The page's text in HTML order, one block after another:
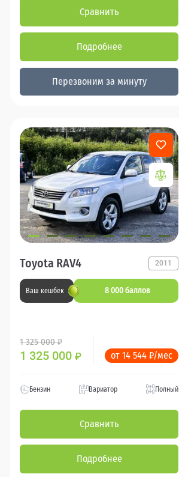
Сравнить
Подробнее
Перезвоним за минуту
Toyota RAV4 2011
Ваш кешбек 8 000 баллов
1 325 000 ₽
1 325 000 ₽ от 14 544 ₽/мес
Бензин Вариатор Полный
Сравнить
Подробнее